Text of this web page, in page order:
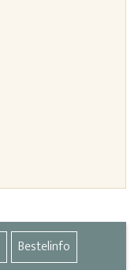
Bestelinfo